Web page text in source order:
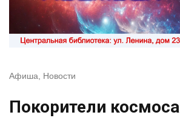
Афиша, Новости
Покорители космоса